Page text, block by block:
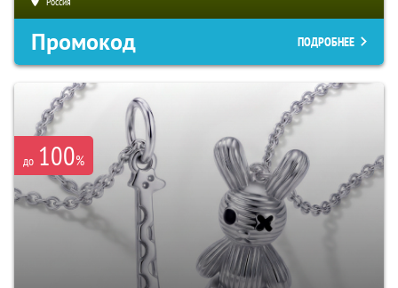
Промокод ПОДРОБНЕЕ
до 100%